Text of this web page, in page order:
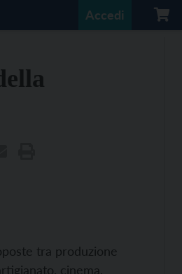
Accedi
tra produzione
cinema,